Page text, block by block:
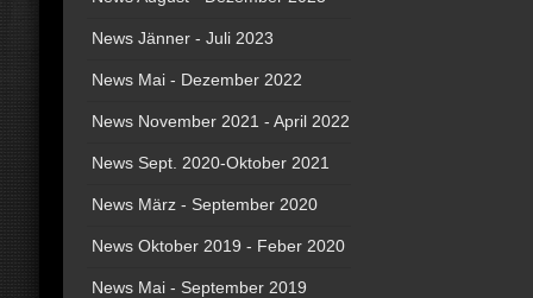
News Jänner - Juli 2023
News Mai - Dezember 2022
News November 2021 - April 2022
News Sept. 2020-Oktober 2021
News März - September 2020
News Oktober 2019 - Feber 2020
News Mai - September 2019